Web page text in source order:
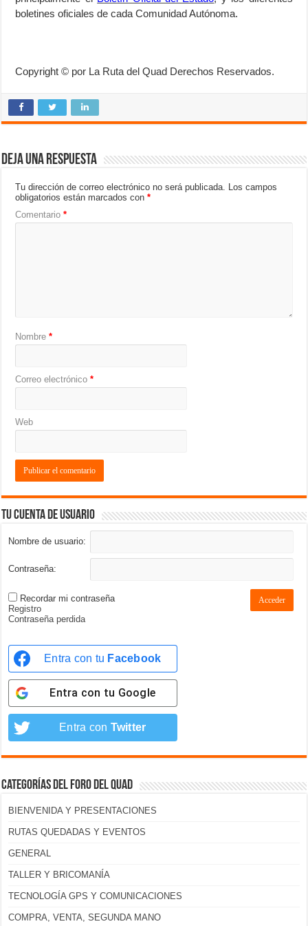
boletines oficiales de cada Comunidad Autónoma.
Copyright © por La Ruta del Quad Derechos Reservados.
Deja una respuesta
Tu dirección de correo electrónico no será publicada. Los campos
obligatorios están marcados con*
Comentario*
Nombre*
Correo electrónico*
Web
Tu cuenta de usuario
Nombre de usuario:
Contraseña:
Recordar mi contraseña Acceder
Registro
Contraseña perdida
Entra con tu Facebook
Entra con tu Google
Entra con Twitter
Categorías del foro del Quad
BIENVENIDA Y PRESENTACIONES
RUTAS QUEDADAS Y EVENTOS
GENERAL
TALLER Y BRICOMANÍA
TECNOLOGÍA GPS Y COMUNICACIONES
COMPRA, VENTA, SEGUNDA MANO